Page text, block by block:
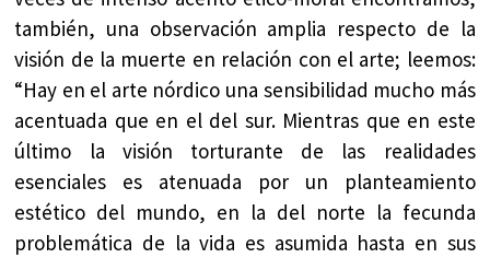
también, una observación amplia respecto de la
visión de la muerte en relación con el arte; leemos:
“Hay en el arte nórdico una sensibilidad mucho más
acentuada que en el del sur. Mientras que en este
último la visión torturante de las realidades
esenciales es atenuada por un planteamiento
estético del mundo, en la del norte la fecunda
problemática de la vida es asumida hasta en sus